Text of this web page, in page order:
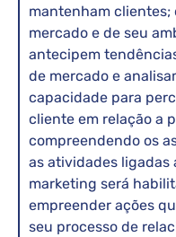
mantenham clientes;
mercado e de seu
antecipem
de mercado e
capacidade para
cliente em relação a
compreendendo os
as atividades ligadas
marketing será
empreender ações
seu processo de